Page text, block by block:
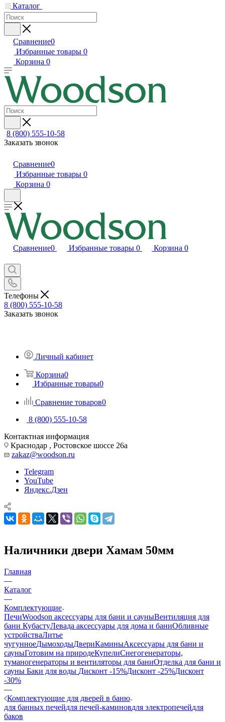
Каталог
Сравнение0
Избранные товары 0
Корзина 0
8 (800) 555-10-58
Заказать звонок
Сравнение0
Избранные товары 0
Корзина 0
Сравнение0 Избранные товары 0 Корзина 0
Телефоны
8 (800) 555-10-58
Заказать звонок
Личный кабинет
Корзина0
Избранные товары0
Сравнение товаров0
8 (800) 555-10-58
Контактная информация
Краснодар , Ростовское шоссе 26а
zakaz@woodson.ru
Telegram
YouTube
Яндекс.Дзен
Наличники двери Хамам 50мм
Главная
—
Каталог
—
Комплектующие
ПечиWoodson аксессуары для бани и сауныВентиляция для
бани КубастуЛевада аксессуары для дома и баниОбливные
устройстваЛитье
чугунноеДымоходыДвериКаминыАксессуары для бани и
сауныГотовим на природеКупелиСнегогенераторы,
туманогенераторы и вентиляторы для баниОтделка для бани и
сауны Баки для воды Дисконт -15%Дисконт -25%Дисконт
-30%
—
Комплектующие для дверей в баню
для банных печейдля печей-каминовдля электропечейдля
баков